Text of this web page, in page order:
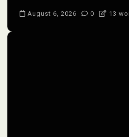
August 6, 2026 0 13